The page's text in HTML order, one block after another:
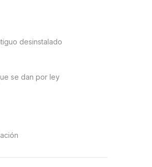
desinstalado
se dan por ley